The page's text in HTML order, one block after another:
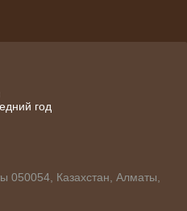
год
050054, Казахстан, Алматы,